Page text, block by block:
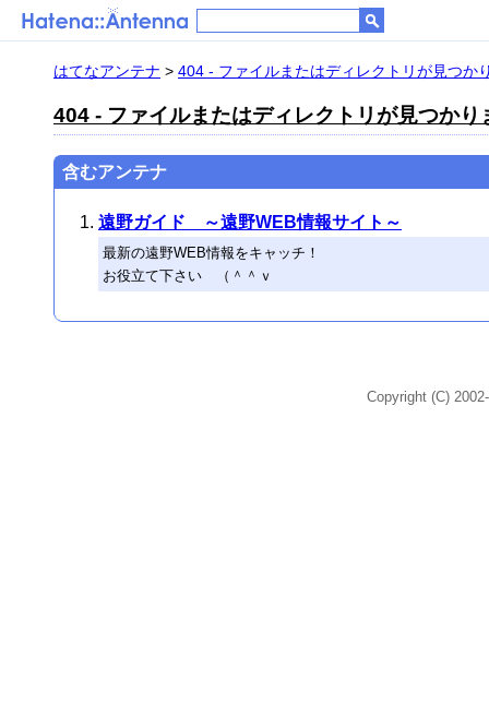
はてなアンテナ > 404 - ファイルまたはディレクトリが見つか
404 - ファイルまたはディレクトリが見つかり
含むアンテナ
遠野ガイド ～遠野WEB情報サイト～
最新の遠野WEB情報をキャッチ！
お役立て下さい （＾＾ｖ
Copyright (C)